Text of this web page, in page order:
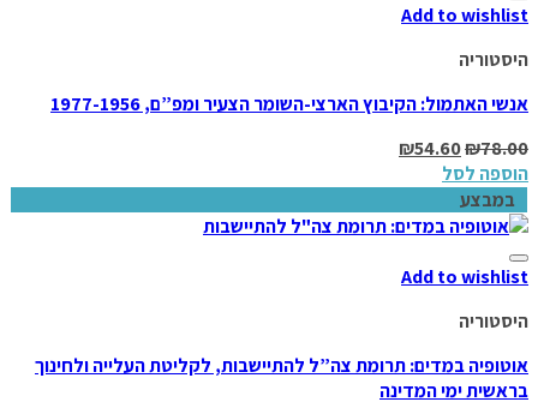
Add to wishlist
היסטוריה
אנשי האתמול: הקיבוץ הארצי-השומר הצעיר ומפ”ם, 1977-1956
₪78.00
₪54.60
הוספה לסל
במבצע
Add to wishlist
היסטוריה
אוטופיה במדים: תרומת צה”ל להתיישבות, לקליטת העלייה ולחינוך
בראשית ימי המדינה